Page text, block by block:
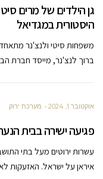
גן הילדים של מרים
היסטורית במגדיאל
משפחות סיטי ולנצ'נר
ברוך לנצ'נר, מייסד חברת
אוקטובר 1, 2024 מערכת ירוק
פגיעה ישירה בבית
עשרות ירוטים מעל בתי
איראן על ישראל. האזעקות